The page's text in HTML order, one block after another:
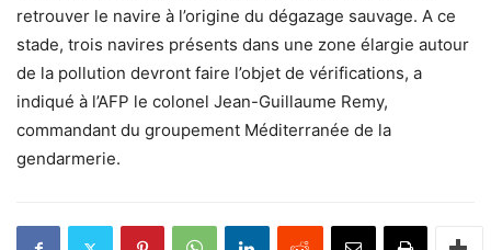
retrouver le navire à l’origine du dégazage sauvage. A ce
stade, trois navires présents dans une zone élargie autour
de la pollution devront faire l’objet de vérifications, a
indiqué à l’AFP le colonel Jean-Guillaume Remy,
commandant du groupement Méditerranée de la
gendarmerie.